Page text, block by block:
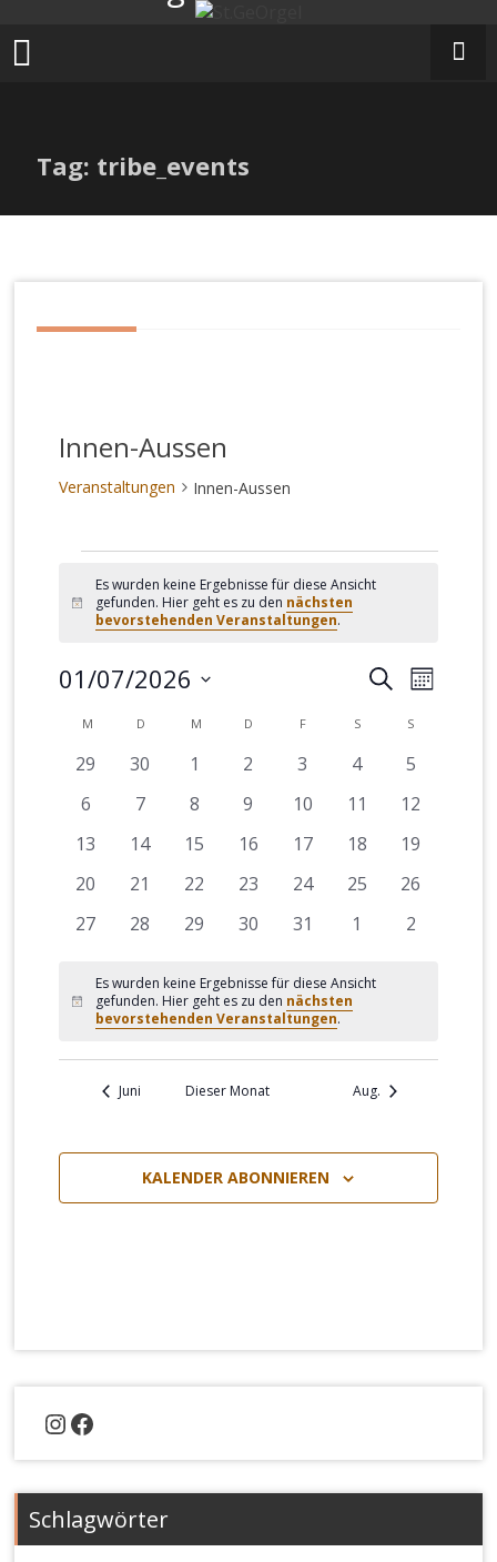
Inhalt
springen
Tag: tribe_events
Innen-Aussen
Veranstaltungen Innen-Aussen
Hinweis
Es wurden keine Ergebnisse für diese Ansicht
gefunden. Hier geht es zu den nächsten
bevorstehenden Veranstaltungen.
Suche
Ansichten,
Navigation
SUCHEMONAT
01/07/2026
Kalender
von
Veranstaltungen
M MONTAG
D DIENSTAG
M MITTWOCH
D DONNERSTAG
FFREITAGSSAMSTAG
S
0
29
0
30
01
0
2
0
3
0
4
0
5
0
6
0
7
0
8
0
9
010
011
012
013
014
015
016
017
018
019
0
20
0
21
0
22
0
23
0
24
0
25
0
26
0
27
0
28
0
29
0
30
0
31
01
0
2
Hinweis
Es wurden keine Ergebnisse für diese Ansicht
gefunden. Hier geht es zu den nächsten
bevorstehenden Veranstaltungen.
Juni Dieser Monat Aug.
KALENDER ABONNIEREN
Instagram
Facebook
Schlagwörter